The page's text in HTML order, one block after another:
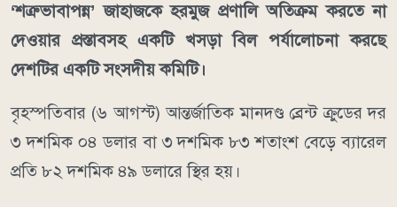
‘শত্রুভাবাপন্ন’ জাহাজকে হরমুজ প্রণালি অতিক্রম করতে না
দেওয়ার প্রস্তাবসহ একটি খসড়া বিল পর্যালোচনা করছে
দেশটির একটি সংসদীয় কমিটি।
বৃহস্পতিবার (৬ আগস্ট) আন্তর্জাতিক মানদণ্ড ব্রেন্ট ক্রুডের দর
৩ দশমিক ০৪ ডলার বা ৩ দশমিক ৮৩ শতাংশ বেড়ে ব্যারেল
প্রতি ৮২ দশমিক ৪৯ ডলারে স্থির হয়।